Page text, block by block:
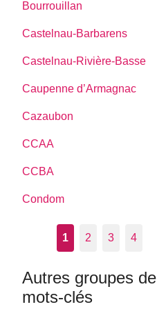
Bourrouillan
Castelnau-Barbarens
Castelnau-Rivière-Basse
Caupenne d’Armagnac
Cazaubon
CCAA
CCBA
Condom
1 2 3 4
Autres groupes de
mots-clés